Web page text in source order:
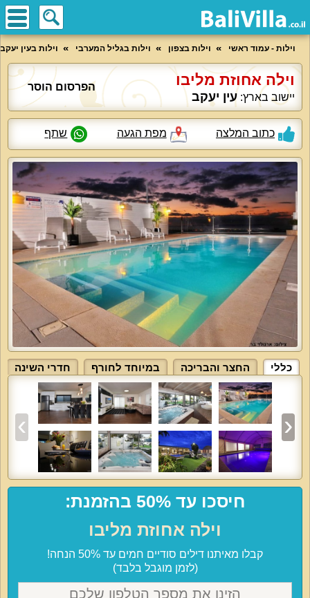
וילות - עמוד ראשי וילות בצפון וילות בגליל המערבי וילות בעין יעקב
וילה אחוזת מליבו
יישוב בארץ: עין יעקב
הפרסום הוסר
כתוב המלצה מפת הגעה שתף
כללי החצר והבריכה במיוחד לחורף חדרי השינה
חיסכו עד 50% בהזמנת:
וילה אחוזת מליבו
קבלו מאיתנו דילים סודיים חמים עד 50% הנחה!
(לזמן מוגבל בלבד)